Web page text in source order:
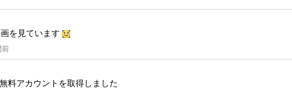
を見ています
前
無料アカウントを取得しました